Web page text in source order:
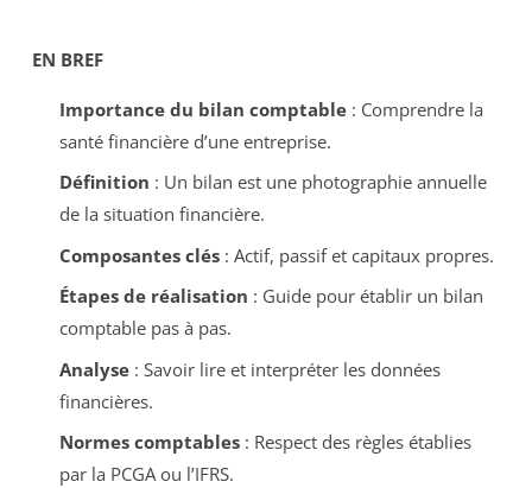
EN BREF
Importance du bilan comptable: Comprendre la
santé financière d’une entreprise.
Définition : Un bilan est une photographie annuelle
de la situation financière.
Composantes clés: Actif, passif et capitaux propres.
Étapes de réalisation : Guide pour établir un bilan
comptable pas à pas.
Analyse: Savoir lire et interpréter les données
financières.
Normes comptables: Respect des règles établies
par la PCGA ou l’IFRS.